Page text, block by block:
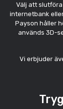
Välj att slutföra
internetbank
Payson håller
används 3D-
Vi erbjuder